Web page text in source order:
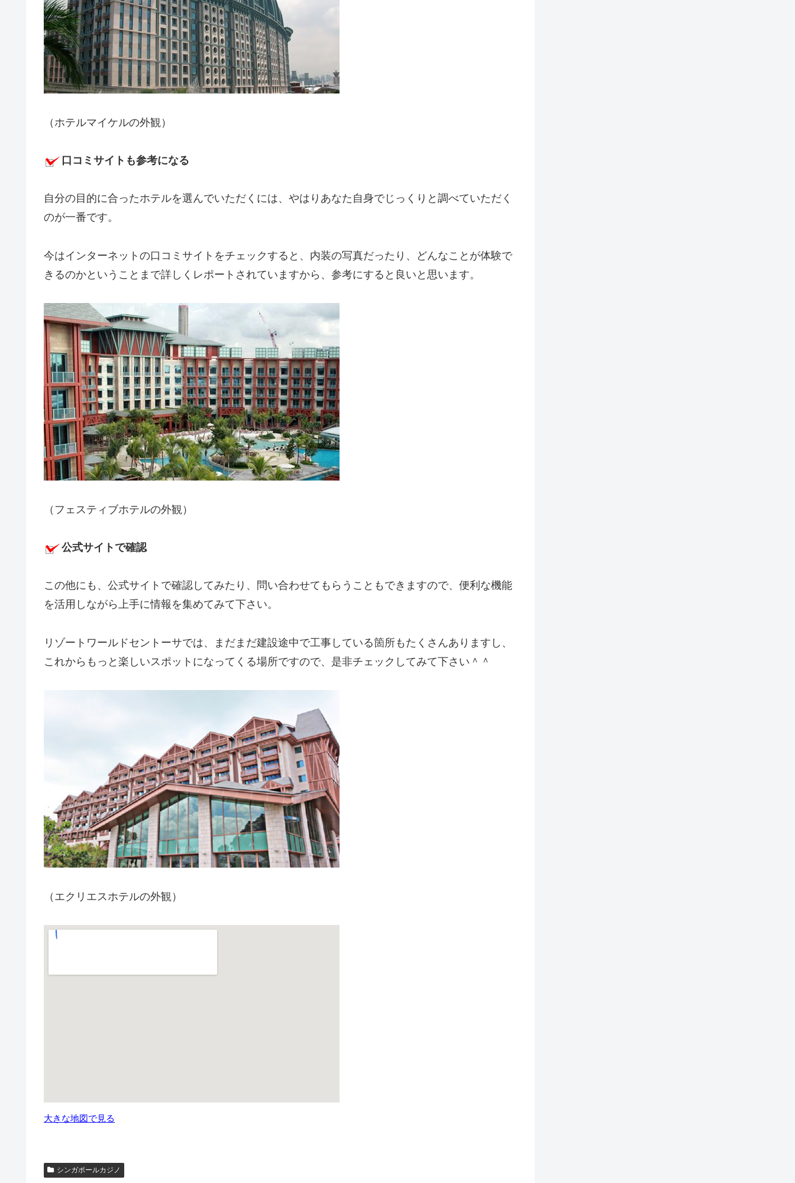
（ホテルマイケルの外観）
口コミサイトも参考になる
自分の目的に合ったホテルを選んでいただくには、やはりあなた自身でじっくりと調べていただく
のが一番です。
今はインターネットの口コミサイトをチェックすると、内装の写真だったり、どんなことが体験で
きるのかということまで詳しくレポートされていますから、参考にすると良いと思います。
（フェスティブホテルの外観）
公式サイトで確認
この他にも、公式サイトで確認してみたり、問い合わせてもらうこともできますので、便利な機能
を活用しながら上手に情報を集めてみて下さい。
リゾートワールドセントーサでは、まだまだ建設途中で工事している箇所もたくさんありますし、
これからもっと楽しいスポットになってくる場所ですので、是非チェックしてみて下さい＾＾
（エクリエスホテルの外観）
大きな地図で見る
シンガポールカジノ